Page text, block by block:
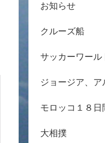
お知らせ
クルーズ船
サッカーワール
ジョージア、
モロッコ１８日
大相撲